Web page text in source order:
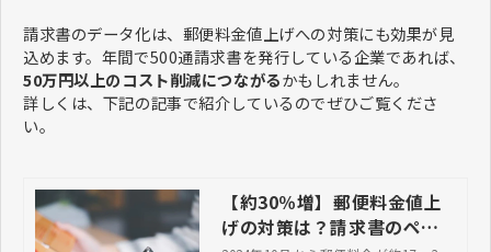
請求書のデータ化は、郵便料金値上げへの対策にも効果が見
込めます。年間で500通請求書を発行している企業であれば、
50万円以上のコスト削減につながるかもしれません。
詳しくは、下記の記事で紹介しているのでぜひご覧くださ
い。
【約30％増】郵便料金値上
げの対策は？請求書のペー